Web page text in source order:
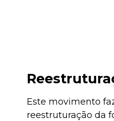
Este movimento
reestruturação da